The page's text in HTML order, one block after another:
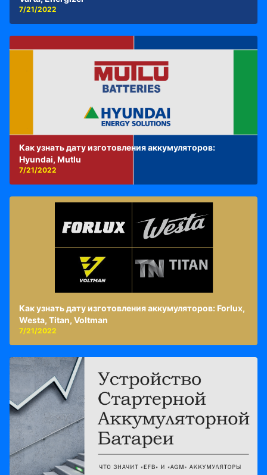
7/21/2022
Как узнать дату изготовления аккумуляторов:
Hyundai, Mutlu
7/21/2022
Как узнать дату изготовления аккумуляторов: Forlux,
Westa, Titan, Voltman
7/21/2022